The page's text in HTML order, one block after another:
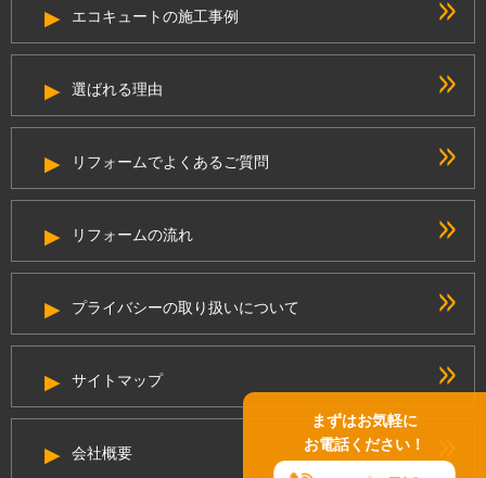
まずはお気軽に
お電話ください！
エコキュートの施工事例
選ばれる理由
リフォームでよくあるご質問
リフォームの流れ
プライバシーの取り扱いについて
サイトマップ
会社概要